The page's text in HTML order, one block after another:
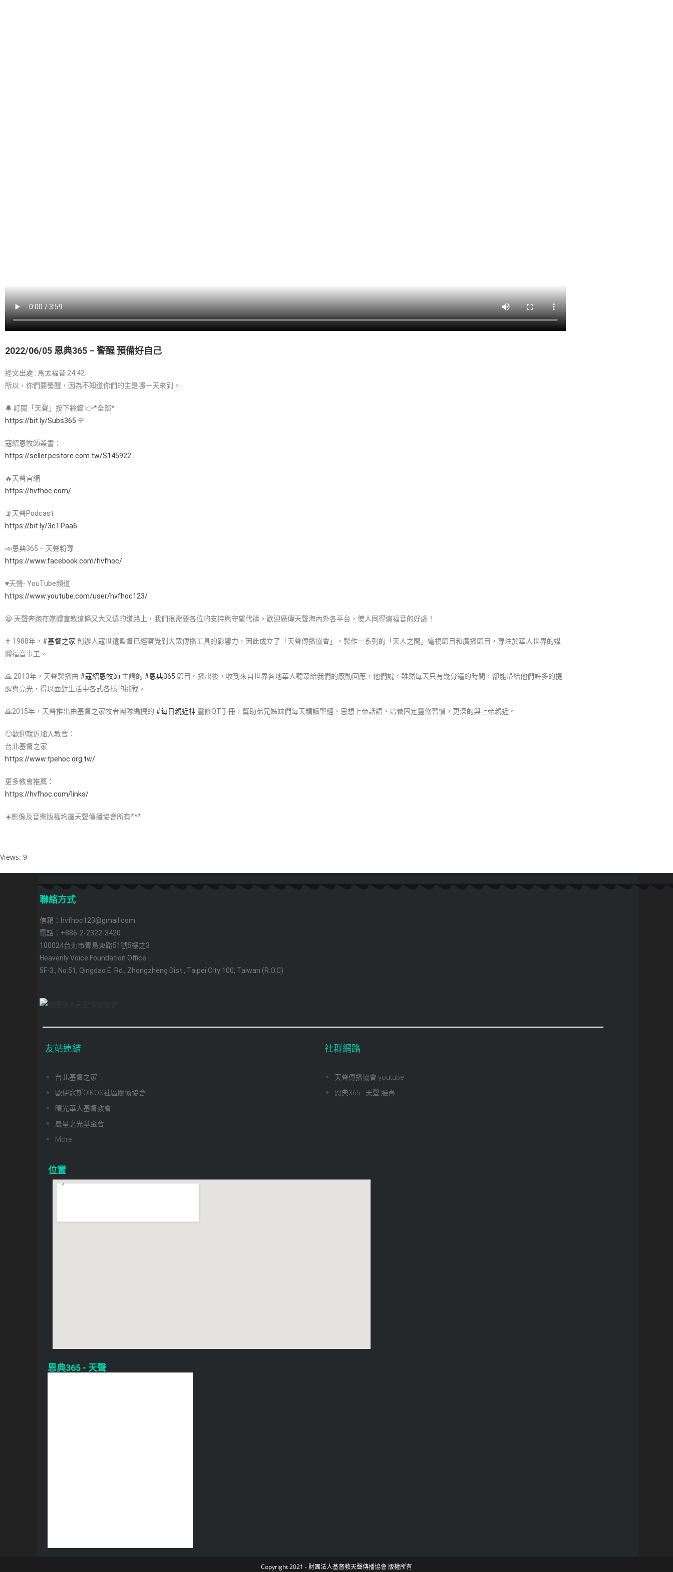
2022/06/05 恩典365 – 警醒 預備好自己
經文出處 : 馬太福音 24:42
所以，你們要警醒，因為不知道你們的主是哪一天來到。
🔔 訂閱「天聲」按下鈴鐺 👉*全部*
https://bit.ly/Subs365 🌹
寇紹恩牧師叢書：
https://seller.pcstore.com.tw/S145922…
🔥天聲官網
https://hvfhoc.com/
📡天聲Podcast
https://bit.ly/3cTPaa6
📣恩典365 – 天聲粉專
https://www.facebook.com/hvfhoc/
♥天聲- YouTube頻道
https://www.youtube.com/user/hvfhoc123/
😀 天聲奔跑在媒體宣教這條又大又遠的道路上，我們很需要各位的支持與守望代禱。歡迎廣傳天聲海內外各平台，使人同得這福音的好處！
✝ 1988年， #基督之家​ 創辦人寇世遠監督已經察覺到大眾傳播工具的影響力，因此成立了「天聲傳播協會」，製作一系列的「天人之間」電視節目和廣播節目，專注於華人世界的媒
體福音事工。
🙏 2013年，天聲製播由 #寇紹恩牧師​ 主講的 #恩典365​ 節目。播出後，收到來自世界各地華人聽眾給我們的感動回應，他們說，雖然每天只有幾分鐘的時間，卻能帶給他們許多的提
醒與亮光，得以面對生活中各式各樣的挑戰。
🙏2015年，天聲推出由基督之家牧者團隊編撰的 #每日親近神​ 靈修QT手冊，幫助弟兄姊妹們每天精讀聖經、思想上帝話語、培養固定靈修習慣，更深的與上帝親近。
🙂歡迎就近加入教會：
台北基督之家
https://www.tpehoc.org.tw/
更多教會推薦：
https://hvfhoc.com/links/
☀️影像及音樂版權均屬天聲傳播協會所有***
Views: 9
聯絡方式
信箱：hvfhoc123@gmail.com
電話：+886-2-2322-3420
100024台北市青島東路51號5樓之3
Heavenly Voice Foundation Office
5F-3., No.51, Qingdao E. Rd., Zhongzheng Dist., Taipei City 100, Taiwan (R.O.C)
友站連結
台北基督之家
歐伊寇斯OIKOS社區關懷協會
曙光華人基督教會
晨星之光基金會
More
社群網路
天聲傳播協會 youtube
恩典365 - 天聲 臉書
位置
恩典365 - 天聲
Copyright 2021 - 財團法人基督教天聲傳播協會 版權所有